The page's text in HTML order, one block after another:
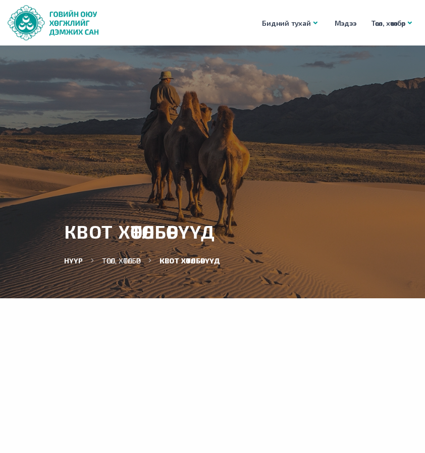
Бидний тухай Мэдээ Төсөл, хөтөлбөр
КВОТ ХӨТӨЛБӨРҮҮД
НҮҮР ТӨСӨЛ, ХӨТӨЛБӨР КВОТ ХӨТӨЛБӨРҮҮД